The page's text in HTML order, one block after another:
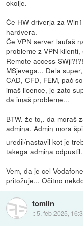
okolje.
Če HW driverja za
hardvera.
Če VPN server laufaš
probleme z VPN
Remote access
MSjevega... Dela
CAD, CFD, FEM, pač
imaš licence, je zato
da imaš probleme...
BTW. že to,. da moraš
admina. Admin mora
uredil/nastavil kot je
takega admina
Vem, da je cel
pritožuje... Očitno
tomlin
:: 5. feb 2025,